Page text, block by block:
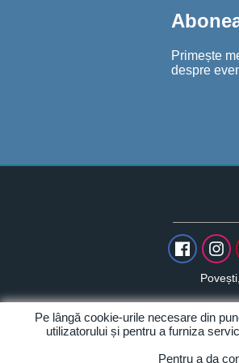
Primește
despre
Pe lângă cookie-urile necesare din
utilizatorului și pentru a furniza
Pentru a da